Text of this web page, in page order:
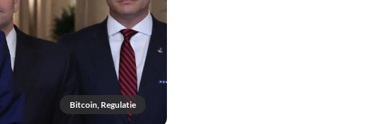
Bitcoin, Regulatie